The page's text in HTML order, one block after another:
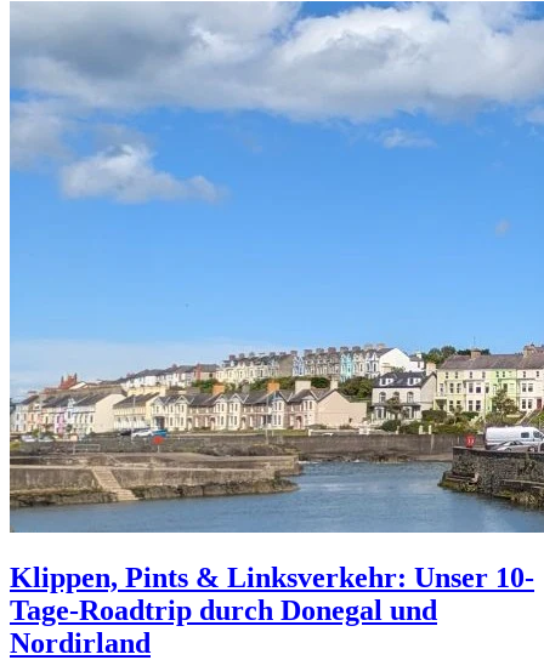
Klippen, Pints & Linksverkehr: Unser 10-
Tage-Roadtrip durch Donegal und
Nordirland